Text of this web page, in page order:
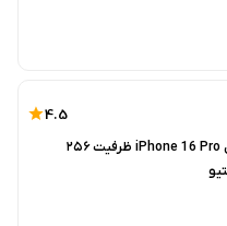
4.5
گوشی موبایل اپل مدل iPhone 16 Pro ظرفیت ۲۵۶